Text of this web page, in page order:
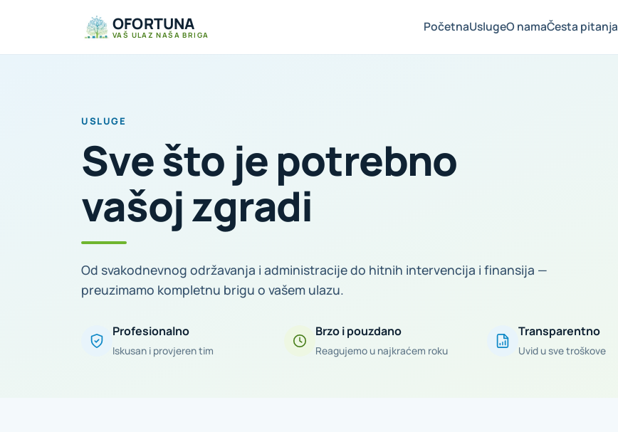
OFORTUNA
VAŠ ULAZ NAŠA BRIGA
PočetnaUslugeO namaČesta pitanja
USLUGE
Sve što je potrebno
vašoj zgradi
Od svakodnevnog održavanja i administracije do hitnih intervencija i finansija —
preuzimamo kompletnu brigu o vašem ulazu.
Profesionalno
Iskusan i provjeren tim
Brzo i pouzdano
Reagujemo u najkraćem roku
Transparentno
Uvid u sve troškove